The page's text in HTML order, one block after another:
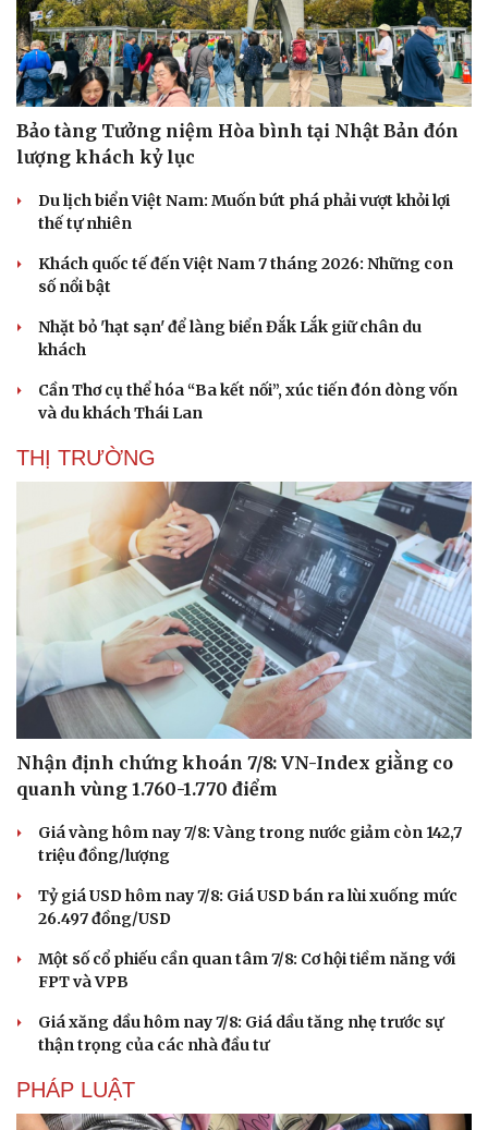
Sức khỏe
Dinh dưỡng - món ngon
Sản phụ khoa
Nhi khoa
Làm đẹp - giảm cân
Phòng mạch online
Ăn sạch sống khỏe
Đời sống
Tình yêu - Gia đình
Bảo tàng Tưởng niệm Hòa bình tại Nhật Bản đón
lượng khách kỷ lục
Du lịch biển Việt Nam: Muốn bứt phá phải vượt khỏi lợi
thế tự nhiên
Khách quốc tế đến Việt Nam 7 tháng 2026: Những con
số nổi bật
Nhặt bỏ 'hạt sạn' để làng biển Đắk Lắk giữ chân du
khách
Cần Thơ cụ thể hóa “Ba kết nối”, xúc tiến đón dòng vốn
và du khách Thái Lan
THỊ TRƯỜNG
Nhận định chứng khoán 7/8: VN-Index giằng co
quanh vùng 1.760-1.770 điểm
Giá vàng hôm nay 7/8: Vàng trong nước giảm còn 142,7
triệu đồng/lượng
Tỷ giá USD hôm nay 7/8: Giá USD bán ra lùi xuống mức
26.497 đồng/USD
Một số cổ phiếu cần quan tâm 7/8: Cơ hội tiềm năng với
FPT và VPB
Giá xăng dầu hôm nay 7/8: Giá dầu tăng nhẹ trước sự
thận trọng của các nhà đầu tư
PHÁP LUẬT